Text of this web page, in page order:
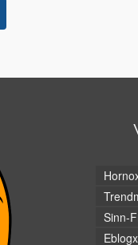
Sinn-
Eblogx